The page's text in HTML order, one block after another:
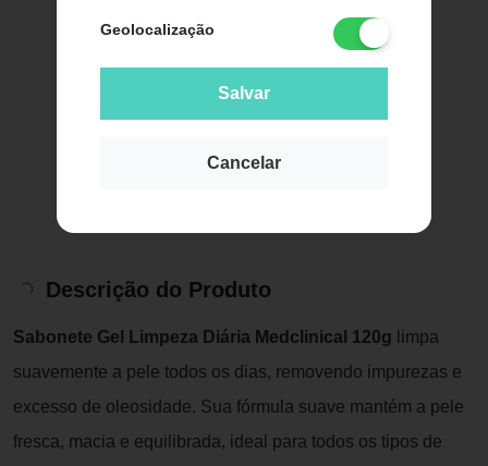
Geolocalização
Salvar
Cancelar
Descrição do Produto
Sabonete Gel Limpeza Diária Medclinical 120g limpa
suavemente a pele todos os dias, removendo impurezas e
excesso de oleosidade. Sua fórmula suave mantém a pele
fresca, macia e equilibrada, ideal para todos os tipos de